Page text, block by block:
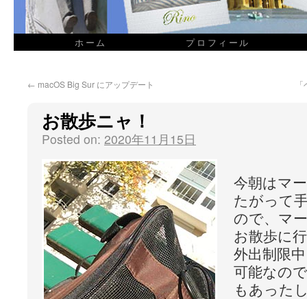
ホーム プロフィール
← macOS Big Sur にアップデート
お散歩ニャ！
Posted on: 2020年11月15日
今朝はマ
たがって
ので、マ
お散歩に
外出制限
可能なの
もあった